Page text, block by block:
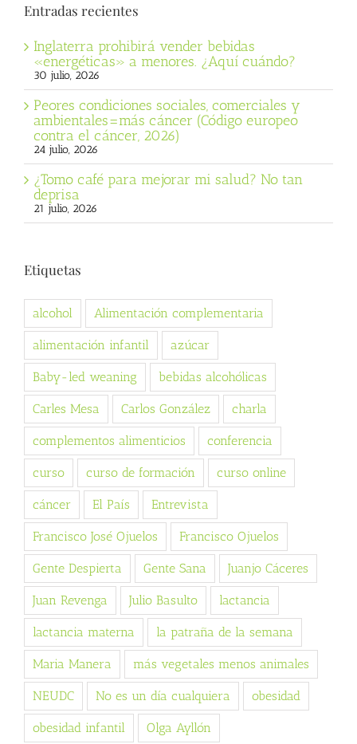
Entradas recientes
Inglaterra prohibirá vender bebidas
«energéticas» a menores. ¿Aquí cuándo?
30 julio, 2026
Peores condiciones sociales, comerciales y
ambientales=más cáncer (Código europeo
contra el cáncer, 2026)
24 julio, 2026
¿Tomo café para mejorar mi salud? No tan
deprisa
21 julio, 2026
Etiquetas
alcohol Alimentación complementaria
alimentación infantil azúcar
Baby-led weaning bebidas alcohólicas
Carles Mesa Carlos González charla
complementos alimenticios conferencia
curso curso de formación curso online
cáncer El País Entrevista
Francisco José Ojuelos Francisco Ojuelos
Gente Despierta Gente Sana Juanjo Cáceres
Juan Revenga Julio Basulto lactancia
lactancia materna la patraña de la semana
Maria Manera más vegetales menos animales
NEUDC No es un día cualquiera obesidad
obesidad infantil Olga Ayllón